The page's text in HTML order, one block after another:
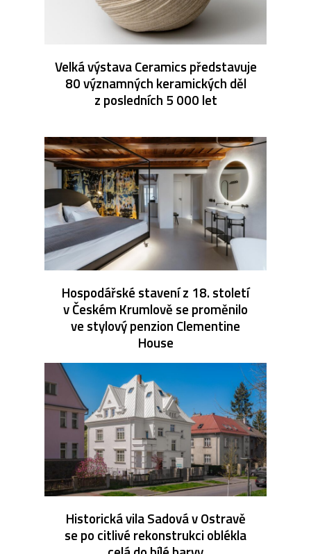
Velká výstava Ceramics představuje
80 významných keramických děl
z posledních 5 000 let
Hospodářské stavení z 18. století
v Českém Krumlově se proměnilo
ve stylový penzion Clementine
House
Historická vila Sadová v Ostravě
se po citlivé rekonstrukci oblékla